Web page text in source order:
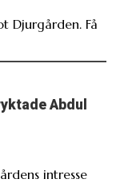
Djurgården. Få
Abdul
intresse